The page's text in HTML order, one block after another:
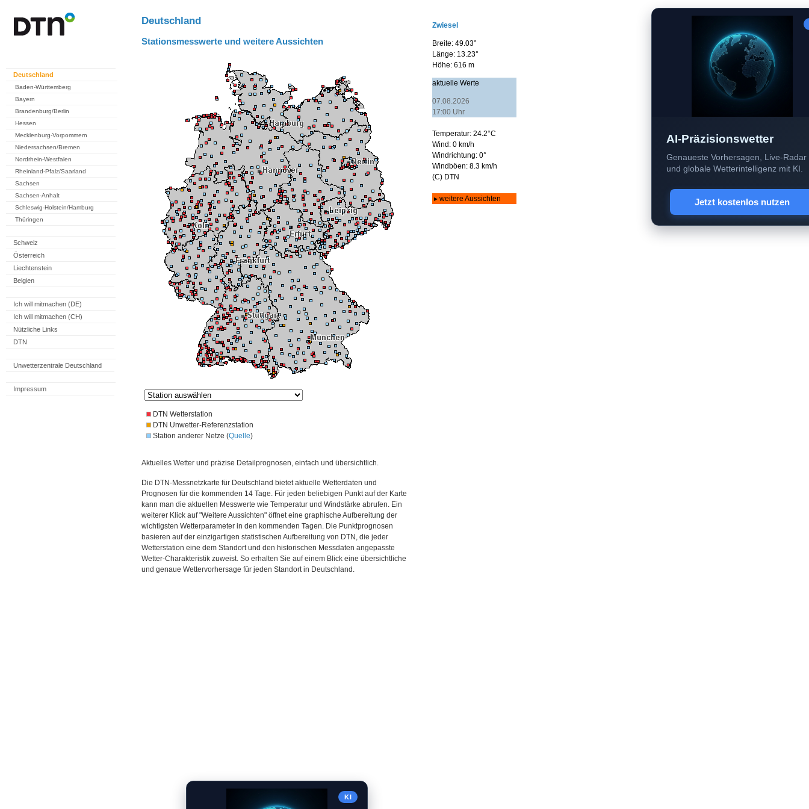
Deutschland
Baden-Württemberg
Bayern
Brandenburg/Berlin
Hessen
Mecklenburg-Vorpommern
Niedersachsen/Bremen
Nordrhein-Westfalen
Rheinland-Pfalz/Saarland
Sachsen
Sachsen-Anhalt
Schleswig-Holstein/Hamburg
Thüringen
Schweiz
Österreich
Liechtenstein
Belgien
Ich will mitmachen (DE)
Ich will mitmachen (CH)
Nützliche Links
DTN
Unwetterzentrale Deutschland
Impressum
Deutschland
Stationsmesswerte und weitere Aussichten
DTN Wetterstation
DTN Unwetter-Referenzstation
Station anderer Netze (Quelle)
Aktuelles Wetter und präzise Detailprognosen, einfach und übersichtlich.
Die DTN-Messnetzkarte für Deutschland bietet aktuelle Wetterdaten und
Prognosen für die kommenden 14 Tage. Für jeden beliebigen Punkt auf der Karte
kann man die aktuellen Messwerte wie Temperatur und Windstärke abrufen. Ein
weiterer Klick auf "Weitere Aussichten" öffnet eine graphische Aufbereitung der
wichtigsten Wetterparameter in den kommenden Tagen. Die Punktprognosen
basieren auf der einzigartigen statistischen Aufbereitung von DTN, die jeder
Wetterstation eine dem Standort und den historischen Messdaten angepasste
Wetter-Charakteristik zuweist. So erhalten Sie auf einem Blick eine übersichtliche
und genaue Wettervorhersage für jeden Standort in Deutschland.
KI
AI-Präzisionswetter
Genaueste Vorhersagen, Live-Radar
und globale Wetterintelligenz mit KI.
Jetzt kostenlos nutzen